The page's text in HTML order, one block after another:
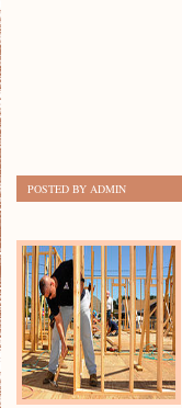
POSTED BY ADMIN